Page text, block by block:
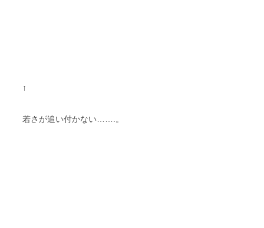
↑
若さが追い付かない…….。